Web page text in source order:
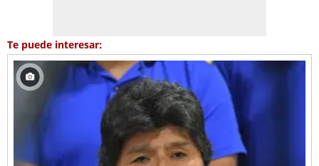
Te puede interesar: